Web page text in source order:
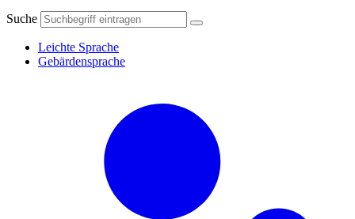
Suche
Leichte Sprache
Gebärdensprache